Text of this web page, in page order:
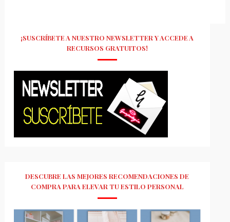
¡SUSCRÍBETE A NUESTRO NEWSLETTER Y ACCEDE A
RECURSOS GRATUITOS!
DESCUBRE LAS MEJORES RECOMENDACIONES DE
COMPRA PARA ELEVAR TU ESTILO PERSONAL